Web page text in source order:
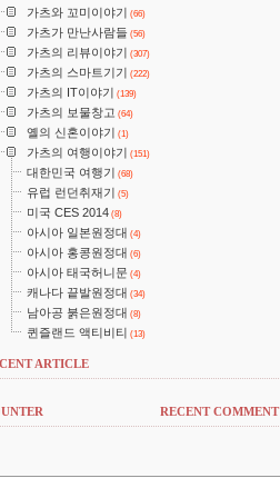
가츠와 꼬미이야기 (66)
가츠가 만난사람들 (56)
가츠의 리뷰이야기 (307)
가츠의 스마트기기 (222)
가츠의 IT이야기 (139)
가츠의 보물창고 (64)
옐의 신혼이야기 (1)
가츠의 여행이야기 (151)
대한민국 여행기 (68)
유럽 런던취재기 (5)
미국 CES 2014 (8)
아시아 일본원정대 (4)
아시아 홍콩원정대 (6)
아시아 태국허니문 (4)
캐나다 끝발원정대 (34)
남아공 붉은원정대 (8)
퀸즐랜드 액티비티 (13)
ARTICLE
RECENT COMMENT